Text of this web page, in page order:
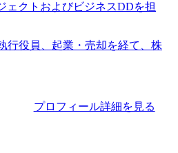
ェクトおよびビジネスDDを担
行役員、起業・売却を経て、株
プロフィール詳細を見る